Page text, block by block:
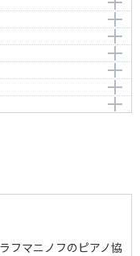
2
Op.18
Op.18
Op.18
Op.18
フマニノフのピアノ協